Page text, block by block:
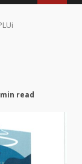
read